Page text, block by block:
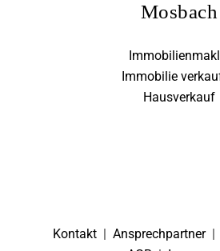
Mosbach
Immobilie
Hausverkauf
Kontakt Ansprechpartner|